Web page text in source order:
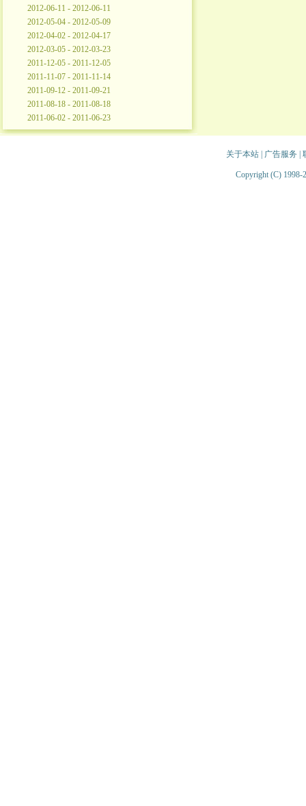
2012-06-11 - 2012-06-11
2012-05-04 - 2012-05-09
2012-04-02 - 2012-04-17
2012-03-05 - 2012-03-23
2011-12-05 - 2011-12-05
2011-11-07 - 2011-11-14
2011-09-12 - 2011-09-21
2011-08-18 - 2011-08-18
2011-06-02 - 2011-06-23
关于本站| 广告服务
Copyright (C) 1998-